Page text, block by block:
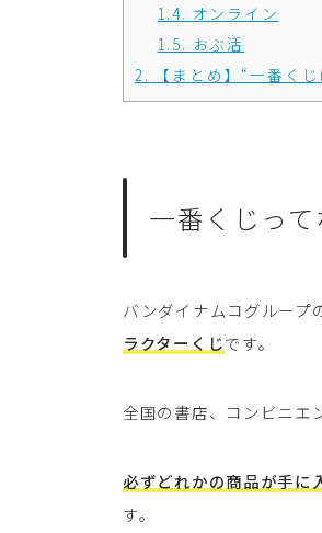
1.4. オンライン
1.5. おぶ活
2.
【まとめ】“一番く
一番くじって
バンダイナムコグループ
ラクターくじです。
全国の書店、コンビニエ
必ずどれかの商品が手に
す。